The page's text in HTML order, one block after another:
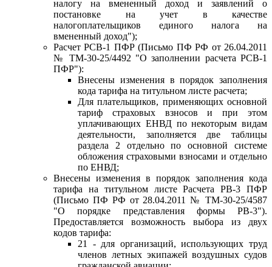
налогу на вмененный доход и заявлений о
постановке на учет в качестве
налогоплательщиков единого налога на
вмененный доход");
Расчет РСВ-1 ПФР (Письмо ПФ РФ от 26.04.2011
№ ТМ-30-25/4492 "О заполнении расчета РСВ-1
ПФР"):
Внесены изменения в порядок заполнения
кода тарифа на титульном листе расчета;
Для плательщиков, применяющих основной
тариф страховых взносов и при этом
уплачивающих ЕНВД по некоторым видам
деятельности, заполняется две таблицы
раздела 2 отдельно по основной системе
обложения страховыми взносами и отдельно
по ЕНВД;
Внесены изменения в порядок заполнения кода
тарифа на титульном листе Расчета РВ-3 ПФР
(Письмо ПФ РФ от 28.04.2011 № ТМ-30-25/4587
"О порядке представления формы РВ-3").
Предоставляется возможность выбора из двух
кодов тарифа:
21 - для организаций, использующих труд
членов летных экипажей воздушных судов